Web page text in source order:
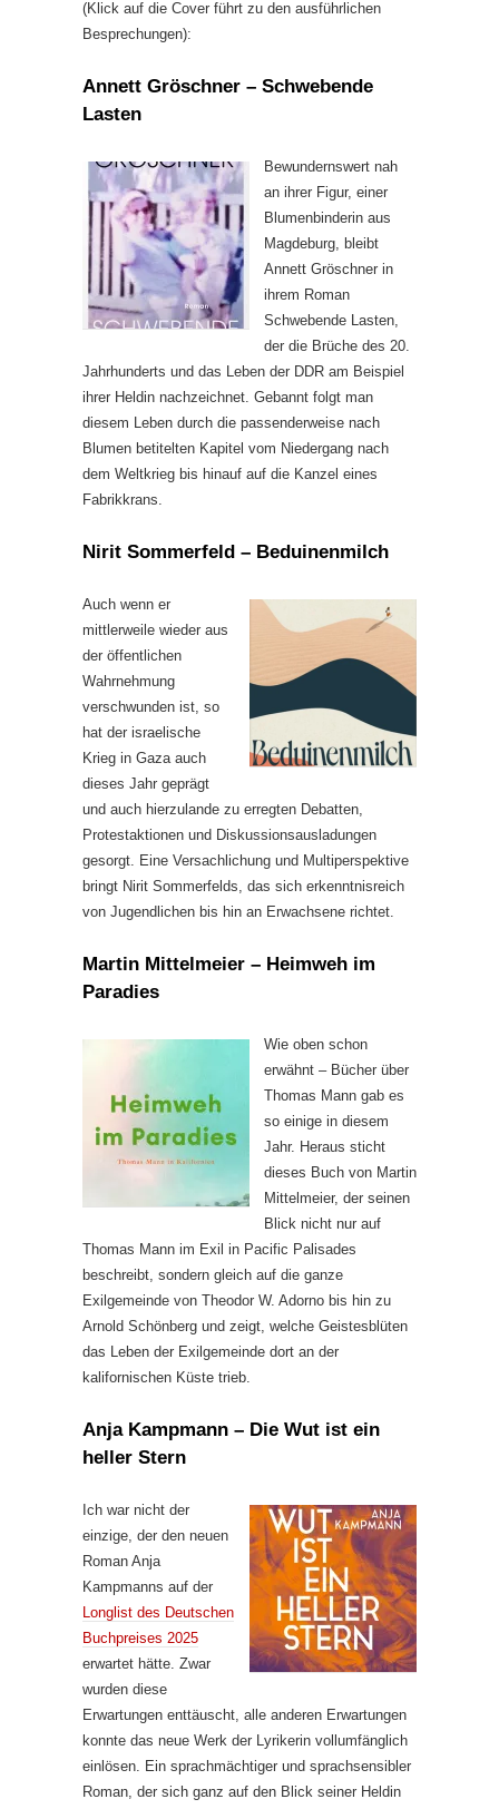
(Klick auf die Cover führt zu den ausführlichen
Besprechungen):
Annett Gröschner – Schwebende
Lasten
Bewundernswert nah
an ihrer Figur, einer
Blumenbinderin aus
Magdeburg, bleibt
Annett Gröschner in
ihrem Roman
Schwebende Lasten,
der die Brüche des 20.
Jahrhunderts und das Leben der DDR am Beispiel
ihrer Heldin nachzeichnet. Gebannt folgt man
diesem Leben durch die passenderweise nach
Blumen betitelten Kapitel vom Niedergang nach
dem Weltkrieg bis hinauf auf die Kanzel eines
Fabrikkrans.
Nirit Sommerfeld – Beduinenmilch
Auch wenn er
mittlerweile wieder aus
der öffentlichen
Wahrnehmung
verschwunden ist, so
hat der israelische
Krieg in Gaza auch
dieses Jahr geprägt
und auch hierzulande zu erregten Debatten,
Protestaktionen und Diskussionsausladungen
gesorgt. Eine Versachlichung und Multiperspektive
bringt Nirit Sommerfelds, das sich erkenntnisreich
von Jugendlichen bis hin an Erwachsene richtet.
Martin Mittelmeier – Heimweh im
Paradies
Wie oben schon
erwähnt – Bücher über
Thomas Mann gab es
so einige in diesem
Jahr. Heraus sticht
dieses Buch von Martin
Mittelmeier, der seinen
Blick nicht nur auf
Thomas Mann im Exil in Pacific Palisades
beschreibt, sondern gleich auf die ganze
Exilgemeinde von Theodor W. Adorno bis hin zu
Arnold Schönberg und zeigt, welche Geistesblüten
das Leben der Exilgemeinde dort an der
kalifornischen Küste trieb.
Anja Kampmann – Die Wut ist ein
heller Stern
Ich war nicht der
einzige, der den neuen
Roman Anja
Kampmanns auf der
Longlist des Deutschen
Buchpreises 2025
erwartet hätte. Zwar
wurden diese
Erwartungen enttäuscht, alle anderen Erwartungen
konnte das neue Werk der Lyrikerin vollumfänglich
einlösen. Ein sprachmächtiger und sprachsensibler
Roman, der sich ganz auf den Blick seiner Heldin